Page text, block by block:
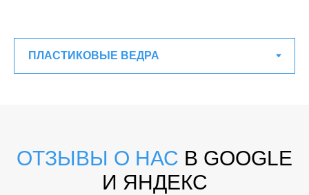
ОТЗЫВЫ О НАС В GOOGLE
И ЯНДЕКС